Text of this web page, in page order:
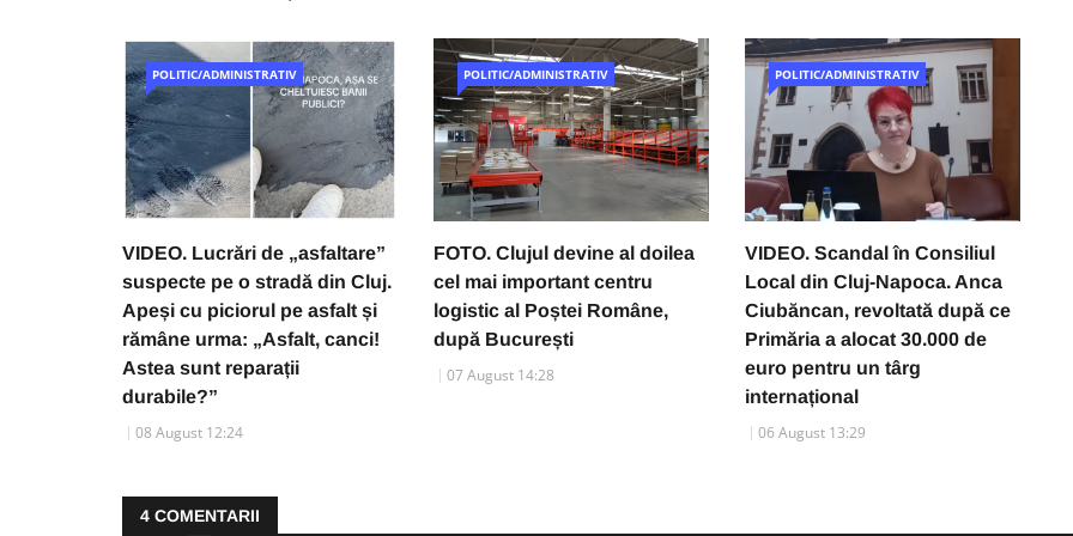
POLITIC/ADMINISTRATIV
VIDEO. Lucrări de „asfaltare”
suspecte pe o stradă din Cluj.
Apeși cu piciorul pe asfalt și
rămâne urma: „Asfalt, canci!
Astea sunt reparații
durabile?”
08 August 12:24
POLITIC/ADMINISTRATIV
FOTO. Clujul devine al doilea
cel mai important centru
logistic al Poștei Române,
după București
07 August 14:28
POLITIC/ADMINISTRATIV
VIDEO. Scandal în Consiliul
Local din Cluj-Napoca. Anca
Ciubăncan, revoltată după ce
Primăria a alocat 30.000 de
euro pentru un târg
internațional
06 August 13:29
4 COMENTARII